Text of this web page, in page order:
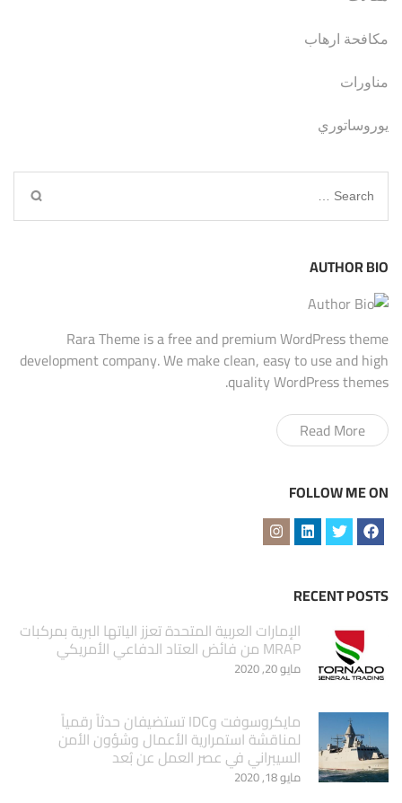
مكافحة ارهاب
مناورات
يوروساتوري
Search
for:
AUTHOR BIO
Rara Theme is a free and premium WordPress theme
development company. We make clean, easy to use and high
quality WordPress themes.
Read More
FOLLOW ME ON
RECENT POSTS
الإمارات العربية المتحدة تعزز الياتها البرية بمركبات
MRAP من فائض العتاد الدفاعي الأمريكي
مايو 20, 2020
مايكروسوفت وIDC تستضيفان حدثاً رقمياً
لمناقشة استمرارية الأعمال وشؤون الأمن
السيبراني في عصر العمل عن بُعد
مايو 18, 2020